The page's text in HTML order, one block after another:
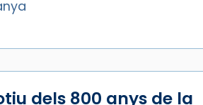
ha
dels 800 anys de la